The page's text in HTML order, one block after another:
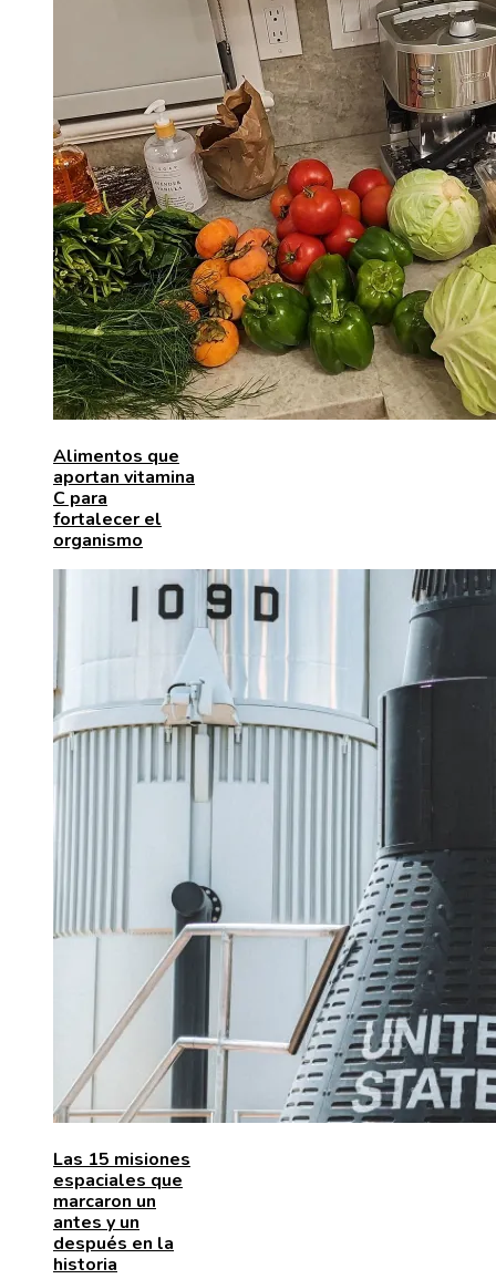
Alimentos que
aportan vitamina
C para
fortalecer el
organismo
Las 15 misiones
espaciales que
marcaron un
antes y un
después en la
historia